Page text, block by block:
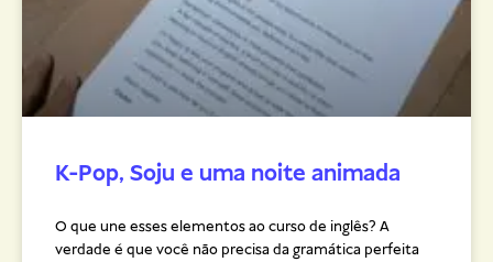
K-Pop, Soju e uma noite animada
O que une esses elementos ao curso de inglês? A
verdade é que você não precisa da gramática perfeita